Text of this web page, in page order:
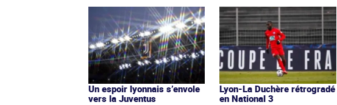
Un espoir lyonnais s’envole
vers la Juventus
Lyon-La Duchère rétrogradé
en National 3